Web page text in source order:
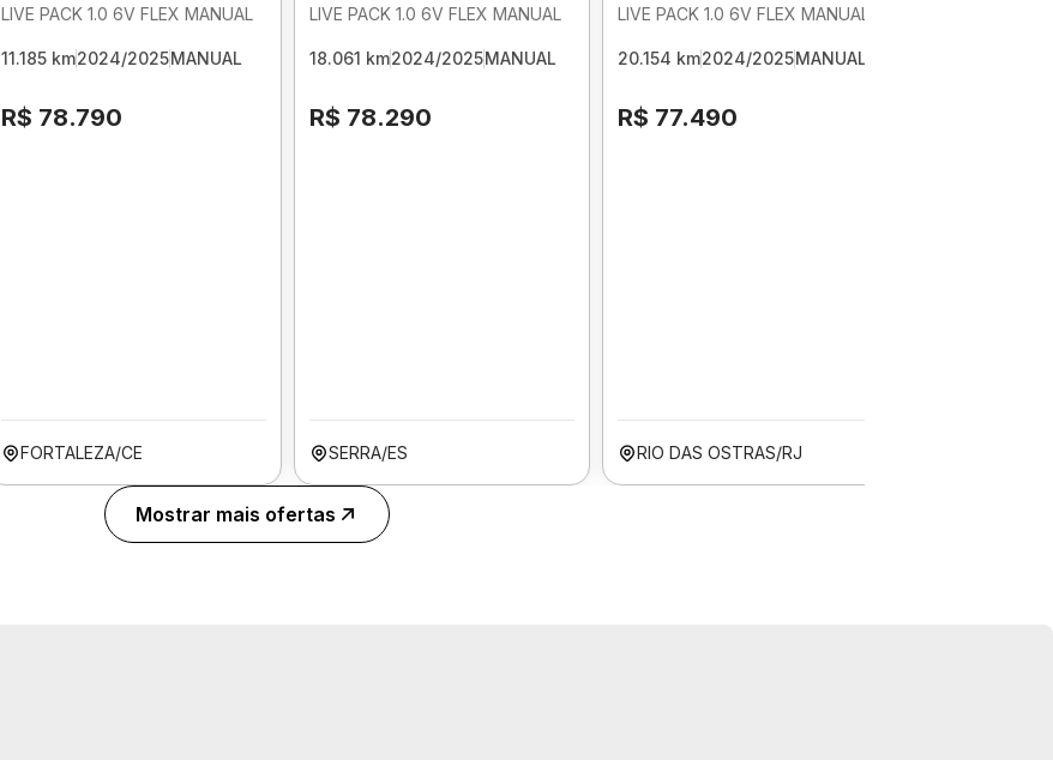
LIVE PACK 1.0 6V FLEX MANUAL
11.185 km2024/2025MANUAL
R$ 78.790
FORTALEZA/CE
LIVE PACK 1.0 6V FLEX MANUAL
18.061 km2024/2025MANUAL
R$ 78.290
SERRA/ES
LIVE PACK 1.0 6V FLEX MANUAL
20.154 km2024/2025MANUAL
R$ 77.490
RIO DAS OSTRAS/RJ
Mostrar mais ofertas